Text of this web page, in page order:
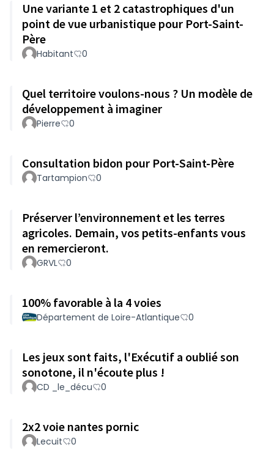
Une variante 1 et 2 catastrophiques d'un
point de vue urbanistique pour Port-Saint-
Père
Habitant 0
Quel territoire voulons-nous ? Un modèle de
développement à imaginer
Pierre 0
Consultation bidon pour Port-Saint-Père
Tartampion 0
Préserver l’environnement et les terres
agricoles. Demain, vos petits-enfants vous
en remercieront.
GRVL 0
100% favorable à la 4 voies
Département de Loire-Atlantique 0
Les jeux sont faits, l'Exécutif a oublié son
sonotone, il n'écoute plus !
CD _le_décu 0
2x2 voie nantes pornic
Lecuit 0